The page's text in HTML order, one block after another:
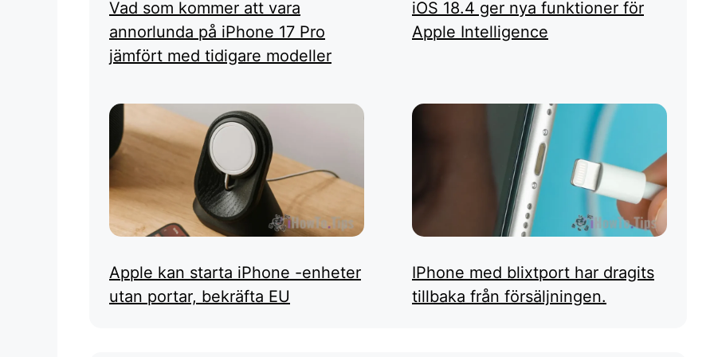
Vad som kommer att vara
annorlunda på iPhone 17 Pro
jämfört med tidigare modeller
iOS 18.4 ger nya funktioner för
Apple Intelligence
Apple kan starta iPhone -enheter
utan portar, bekräfta EU
IPhone med blixtport har dragits
tillbaka från försäljningen.